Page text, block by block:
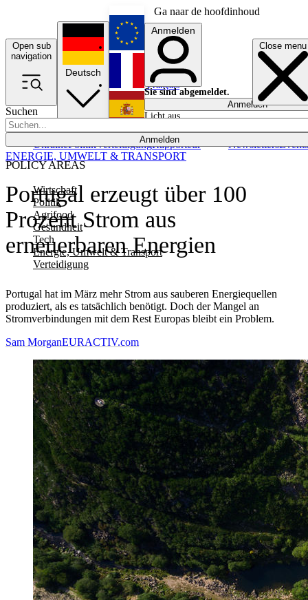
Ga naar de hoofdinhoud
Open sub
navigation
Close menu
Suchen
Anmelden
POLICY AREAS
Wirtschaft
Politik
Agrifood
Gesundheit
Tech
Energie, Umwelt & Transport
Verteidigung
UkrainePolitikVerteidigungRapporteur NewslettersEvents
Deutsch
English
Français
Anmelden
Sie sind abgemeldet.
Anmelden
Licht aus
Portugal erzeugt über 100
Prozent Strom aus
erneuerbaren Energien
Portugal hat im März mehr Strom aus sauberen Energiequellen
produziert, als es tatsächlich benötigt. Doch der Mangel an
Stromverbindungen mit dem Rest Europas bleibt ein Problem.
ENERGIE, UMWELT & TRANSPORT
Sam MorganEURACTIV.com